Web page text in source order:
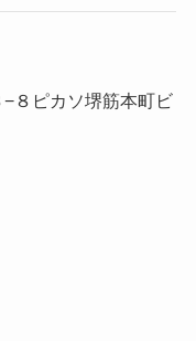
８ピカソ堺筋本町ビ